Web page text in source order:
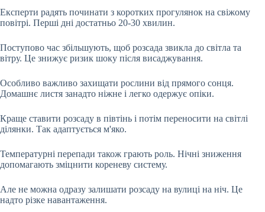
Експерти радять починати з коротких прогулянок на свіжому
повітрі. Перші дні достатньо 20-30 хвилин.
Поступово час збільшують, щоб розсада звикла до світла та
вітру. Це знижує ризик шоку після висаджування.
Особливо важливо захищати рослини від прямого сонця.
Домашнє листя занадто ніжне і легко одержує опіки.
Краще ставити розсаду в півтінь і потім переносити на світлі
ділянки. Так адаптується м'яко.
Температурні перепади також грають роль. Нічні зниження
допомагають зміцнити кореневу систему.
Але не можна одразу залишати розсаду на вулиці на ніч. Це
надто різке навантаження.